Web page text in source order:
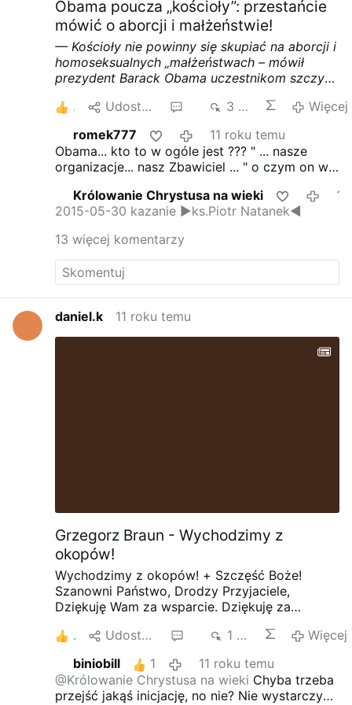
Obama poucza „kościoły”: przestańcie
mówić o aborcji i małżeństwie!
— Kościoły nie powinny się skupiać na aborcji i
homoseksualnych „małżeństwach – mówił
prezydent Barack Obama uczestnikom szczytu
Georgetown, który odbył się w zeszłym
chrześcijanie powinni skupić się na pomocy
ubogim. Podczas dyskusji panelowej na temat
ubóstwa,—Obama skrytykował polityczne
zaangażowanie wspólnot wyznaniowych i
koncentrowanie się na„dzielących kwestiach
—takich jak ochrona życia oraz małżeństwa.
Stwierdził, że — „kościoły zyskają więcej
zwolenników, jeżeli skupią się na niesieniu
pomocy ludziom, żyjącym w ubóstwie.
że nasze organizacje wyznaniowe powinny
bardziej zdecydowanie wypowiadać się na
temat ubóstwa, zwalczać je, a nie chwalić
To jest to, o czym
1 Udostępnij 3 tys.
Więcej
romek777
11 roku temu
Obama... kto to w ogóle jest ??? " ... nasze
organizacje... nasz Zbawiciel ... " o czym on w
chyba nie jest kandydatem na ... nowego
papieza.
Królowanie Chrystusa na wieki
2015-05-30 kazanie ►ks.Piotr Natanek◄
13 więcej komentarzy
daniel.k 11 roku temu
Grzegorz Braun - Wychodzimy z
okopów!
Wychodzimy z okopów! + Szczęść Boże!
Szanowni Państwo, Drodzy Przyjaciele,
Dziękuję Wam za wsparcie. Dziękuję za
Dziękuję za trud organizacji wielu dziesiątek
bene: na konto mojego komitetu wyborczego
wpłynęły 243 tysiące złotych – wszystkim
donatorom: Bóg zapłać! Dziękuję realizatorom
1 Udostępnij 1 tys.
Więcej
biniobill
1
11 roku temu
@Królowanie Chrystusa na wieki Chyba trzeba
przejść jakąś inicjację, no nie? Nie wystarczy